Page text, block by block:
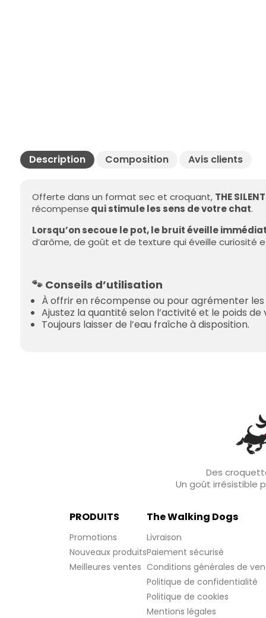
Description Composition Avis clients
Offerte dans un format sec et croquant, THE
récompense qui stimule les sens de votre chat.
Lorsqu’on secoue le pot, le bruit éveille
d’arôme, de goût et de texture qui éveille curiosité
🐾 Conseils d’utilisation
À offrir en récompense ou pour agrémenter
Ajustez la quantité selon l’activité et le poids
Toujours laisser de l’eau fraîche à disposition.
Des
Un goût irrésistible
PRODUITS
Promotions
Nouveaux produits
Meilleures ventes
The Walking Dogs
Livraison
Paiement sécurisé
Conditions générales de
Politique de confidentialité
Politique de cookies
Mentions légales